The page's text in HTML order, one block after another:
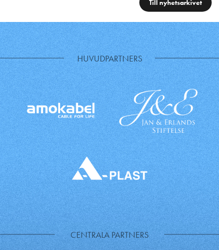
Till nyhetsarkivet
HUVUDPARTNERS
CENTRALA PARTNERS